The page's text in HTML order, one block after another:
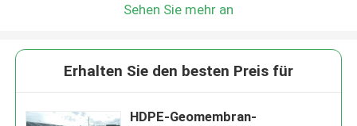
Sehen Sie mehr an
Erhalten Sie den besten Preis für
HDPE-Geomembran-